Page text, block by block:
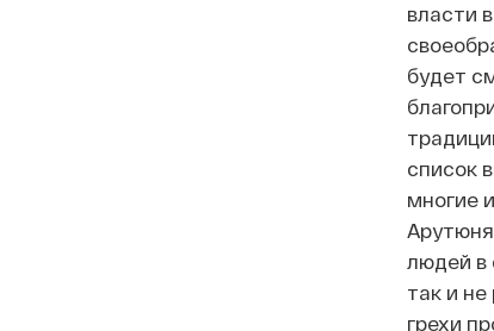
власти
будет
список
многие
людей в
так и
грехи